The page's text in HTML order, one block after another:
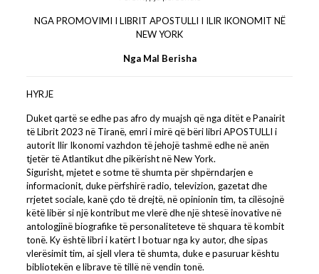
NGA PROMOVIMI I LIBRIT APOSTULLI I ILIR IKONOMIT NË
NEW YORK
Nga Mal Berisha
HYRJE
Duket qartë se edhe pas afro dy muajsh që nga ditët e Panairit
të Librit 2023 në Tiranë, emri i mirë që bëri libri APOSTULLI i
autorit Ilir Ikonomi vazhdon të jehojë tashmë edhe në anën
tjetër të Atlantikut dhe pikërisht në New York.
Sigurisht, mjetet e sotme të shumta për shpërndarjen e
informacionit, duke përfshirë radio, televizion, gazetat dhe
rrjetet sociale, kanë çdo të drejtë, në opinionin tim, ta cilësojnë
këtë libër si një kontribut me vlerë dhe një shtesë inovative në
antologjinë biografike të personaliteteve të shquara të kombit
tonë. Ky është libri i katërt I botuar nga ky autor, dhe sipas
vlerësimit tim, ai sjell vlera të shumta, duke e pasuruar kështu
bibliotekën e librave të tillë në vendin tonë.